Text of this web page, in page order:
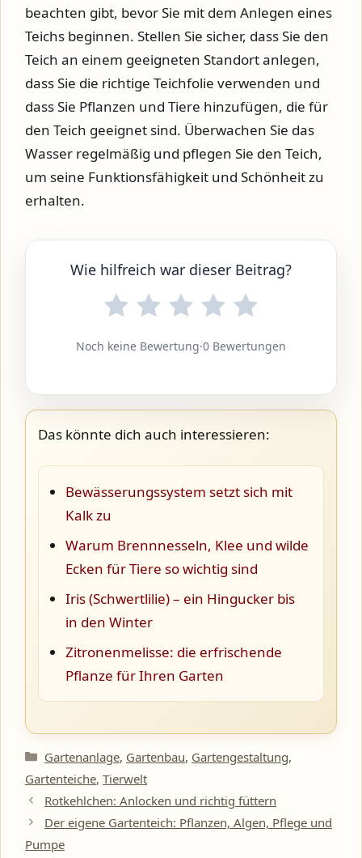
beachten gibt, bevor Sie mit dem Anlegen eines
Teichs beginnen. Stellen Sie sicher, dass Sie den
Teich an einem geeigneten Standort anlegen,
dass Sie die richtige Teichfolie verwenden und
dass Sie Pflanzen und Tiere hinzufügen, die für
den Teich geeignet sind. Überwachen Sie das
Wasser regelmäßig und pflegen Sie den Teich,
um seine Funktionsfähigkeit und Schönheit zu
erhalten.
Wie hilfreich war dieser Beitrag?
Noch keine Bewertung·0 Bewertungen
Das könnte dich auch interessieren:
Bewässerungssystem setzt sich mit
Kalk zu
Warum Brennnesseln, Klee und wilde
Ecken für Tiere so wichtig sind
Iris (Schwertlilie) – ein Hingucker bis
in den Winter
Zitronenmelisse: die erfrischende
Pflanze für Ihren Garten
Kategorien
Gartenanlage, Gartenbau, Gartengestaltung,
Gartenteiche, Tierwelt
Rotkehlchen: Anlocken und richtig füttern
Der eigene Gartenteich: Pflanzen, Algen, Pflege und
Pumpe